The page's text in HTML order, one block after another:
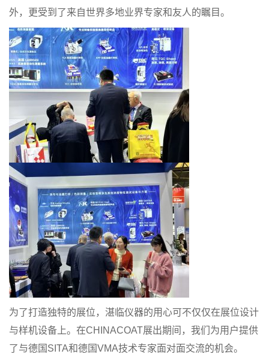
外，更受到了来自世界多地业界专家和友人的瞩目。
为了打造独特的展位，湛临仪器的用心可不仅仅在展位设计
与样机设备上。在CHINACOAT展出期间，我们为用户提供
了与德国SITA和德国VMA技术专家面对面交流的机会。